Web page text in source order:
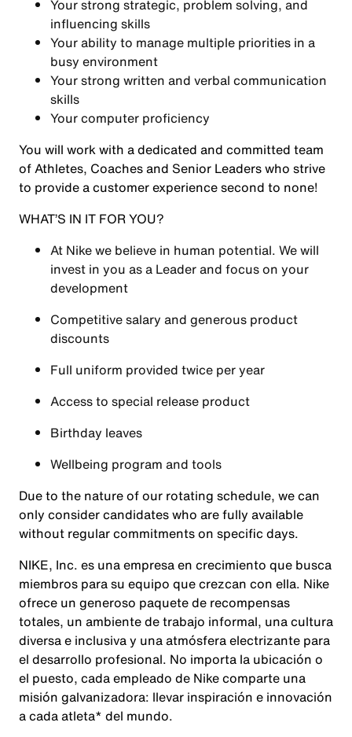
Your strong strategic, problem solving, and
influencing skills
Your ability to manage multiple priorities in a
busy environment
Your strong written and verbal communication
skills
Your computer proficiency
You will work with a dedicated and committed team
of Athletes, Coaches and Senior Leaders who strive
to provide a customer experience second to none!
WHAT’S IN IT FOR YOU?
At Nike we believe in human potential. We will
invest in you as a Leader and focus on your
development
Competitive salary and generous product
discounts
Full uniform provided twice per year
Access to special release product
Birthday leaves
Wellbeing program and tools
Due to the nature of our rotating schedule, we can
only consider candidates who are fully available
without regular commitments on specific days.
NIKE, Inc. es una empresa en crecimiento que busca
miembros para su equipo que crezcan con ella. Nike
ofrece un generoso paquete de recompensas
totales, un ambiente de trabajo informal, una cultura
diversa e inclusiva y una atmósfera electrizante para
el desarrollo profesional. No importa la ubicación o
el puesto, cada empleado de Nike comparte una
misión galvanizadora: llevar inspiración e innovación
a cada atleta* del mundo.